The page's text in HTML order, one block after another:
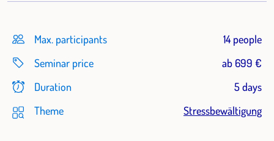
Max. participants
14 people
Seminar price
ab 699 €
Duration
5 days
Theme
Stressbewältigung